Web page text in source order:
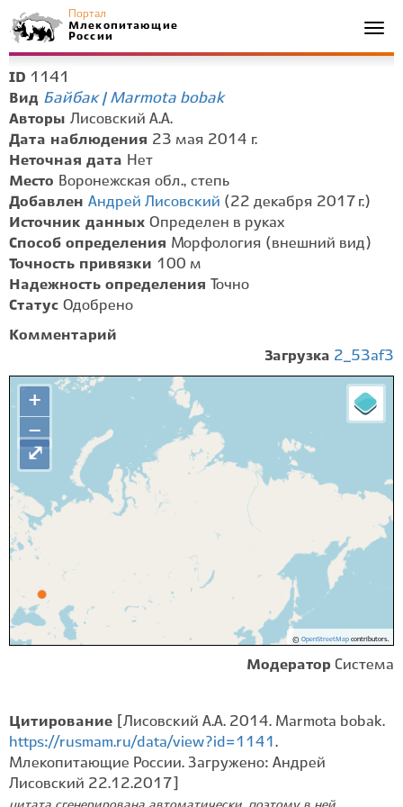
Портал
Млекопитающие
России
ID 1141
Вид Байбак | Marmota bobak
Авторы Лисовский А.А.
Дата наблюдения 23 мая 2014 г.
Неточная дата Нет
Место Воронежская обл., степь
Добавлен Андрей Лисовский (22 декабря 2017 г.)
Источник данных Определен в руках
Способ определения Морфология (внешний вид)
Точность привязки 100 м
Надежность определения
Точно
Статус Одобрено
Комментарий
Загрузка 2_53af3
+
−
© OpenStreetMapcontributors.
⤢
Модератор Система
Цитирование
[Лисовский А.А. 2014. Marmota bobak.
https://rusmam.ru/data/view?id=1141 .
Млекопитающие России. Загружено: Андрей
Лисовский 22.12.2017]